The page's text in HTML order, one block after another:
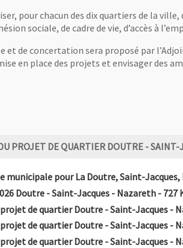
pour chacun des dix quartiers de la
sociale, de cadre de vie, d’accès à
et de concertation sera proposé par
en place des projets et envisager des
PROJET DE QUARTIER DOUTRE -
municipale pour La Doutre, Saint-
Doutre - Saint-Jacques - Nazareth,- 727
de quartier Doutre - Saint-Jacques -
de quartier Doutre - Saint-Jacques -
de quartier Doutre - Saint-Jacques -